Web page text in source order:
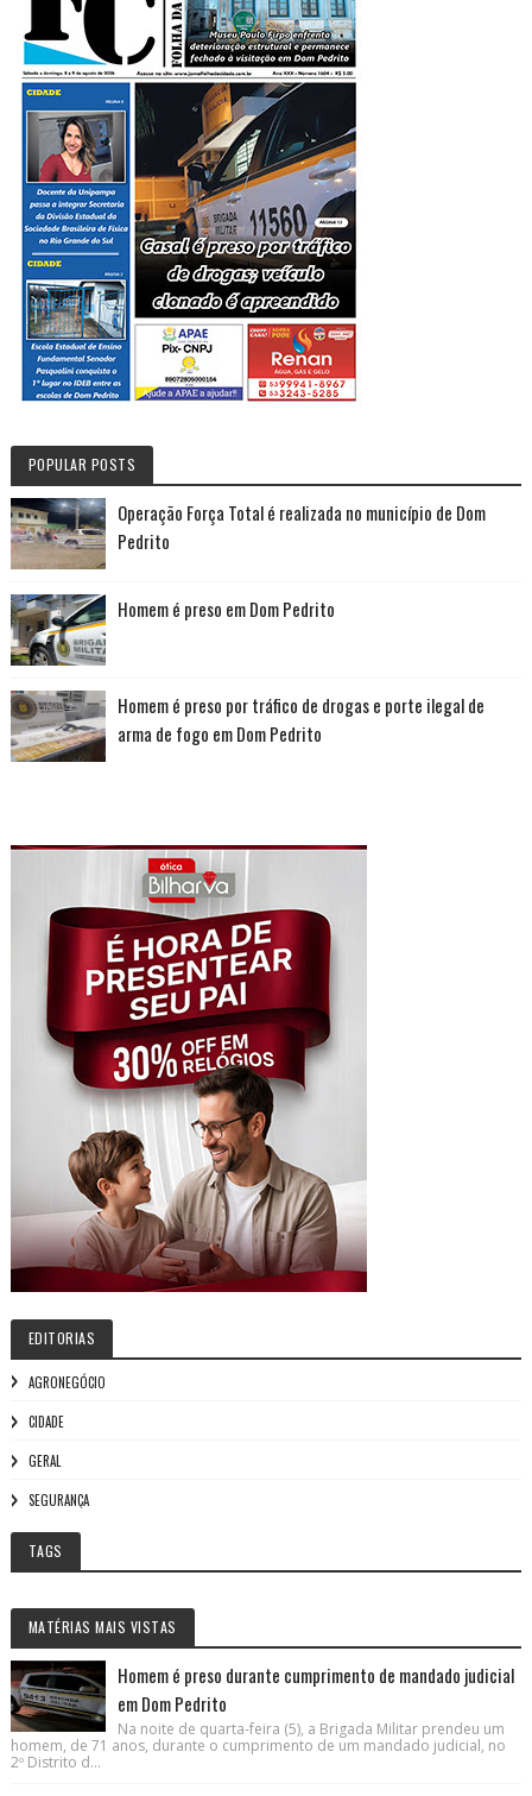
POPULAR POSTS
Operação Força Total é realizada no município de Dom
Pedrito
Homem é preso em Dom Pedrito
Homem é preso por tráfico de drogas e porte ilegal de
arma de fogo em Dom Pedrito
EDITORIAS
AGRONEGÓCIO
CIDADE
GERAL
SEGURANÇA
TAGS
MATÉRIAS MAIS VISTAS
Homem é preso durante cumprimento de mandado judicial
em Dom Pedrito
Na noite de quarta-feira (5), a Brigada Militar prendeu um
homem, de 71 anos, durante o cumprimento de um mandado judicial, no
2º Distrito d...